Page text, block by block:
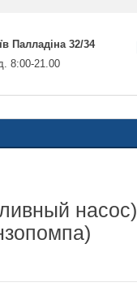
Палладіна 32/34
8:00-21.00
насос)